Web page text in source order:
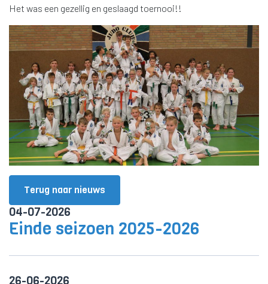
Het was een gezellig en geslaagd toernooi!!
Terug naar nieuws
04-07-2026
Einde seizoen 2025-2026
26-06-2026